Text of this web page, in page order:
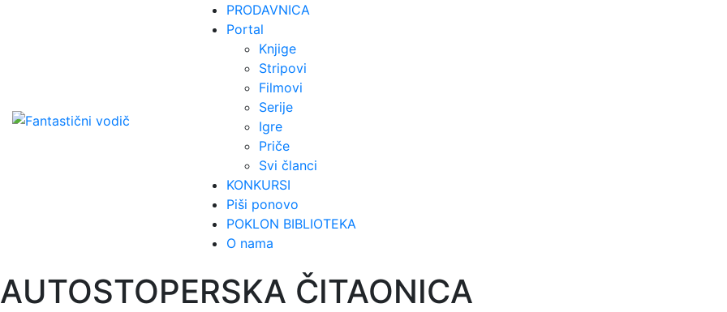
PRODAVNICA
Portal
Knjige
Stripovi
Filmovi
Serije
Igre
Priče
Svi članci
KONKURSI
Piši ponovo
POKLON BIBLIOTEKA
O nama
AUTOSTOPERSKA ČITAONICA